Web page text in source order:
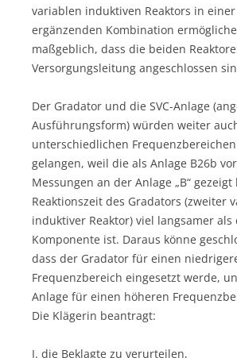
variablen induktiven Reaktors in
ergänzenden Kombination
maßgeblich, dass die beiden
Versorgungsleitung angeschlossen
Der Gradator und die SVC-Anlage
Ausführungsform) würden weiter
unterschiedlichen
gelangen, weil die als Anlage B26b
Messungen an der Anlage „B“
Reaktionszeit des Gradators (zweiter
induktiver Reaktor) viel langsamer als
Komponente ist. Daraus könne
dass der Gradator für einen
Frequenzbereich eingesetzt werde,
Anlage für einen höheren
Die Klägerin beantragt:
I. die Beklagte zu verurteilen,